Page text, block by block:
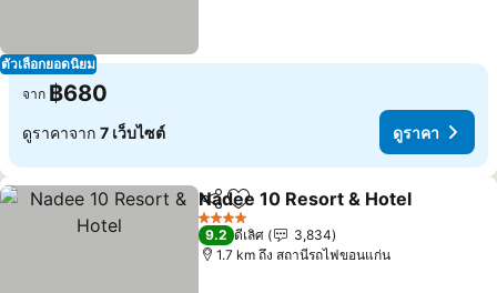
ตัวเลือกยอดนิยม
จาก ฿680
ดูราคาจาก 7 เว็บไซต์ ดูราคา
แชร์ เพิ่มในรายการโปรด
Nadee 10 Resort & Hotel
4 ดาว
9.2 ดีเลิศ
3,834
1.7 km ถึง สถานีรถไฟขอนแก่น